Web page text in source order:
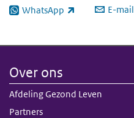
WhatsApp
(externe link) E-mail
Over ons
Afdeling Gezond Leven
Partners